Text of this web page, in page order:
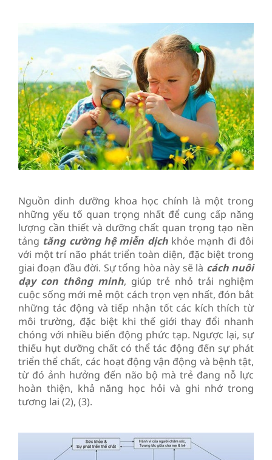
Nguồn dinh dưỡng khoa học chính là một trong
những yếu tố quan trọng nhất để cung cấp năng
lượng cần thiết và dưỡng chất quan trọng tạo nền
tảng tăng cường hệ miễn dịchkhỏe mạnh đi đôi
với một trí não phát triển toàn diện, đặc biệt trong
giai đoạn đầu đời. Sự tổng hòa này sẽ là cách nuôi
dạy con thông minh, giúp trẻ nhỏ trải nghiệm
cuộc sống mới mẻ một cách trọn vẹn nhất, đón bắt
những tác động và tiếp nhận tốt các kích thích từ
môi trường, đặc biệt khi thế giới thay đổi nhanh
chóng với nhiều biến động phức tạp. Ngược lại, sự
thiếu hụt dưỡng chất có thể tác động đến sự phát
triển thể chất, các hoạt động vận động và bệnh tật,
từ đó ảnh hưởng đến não bộ mà trẻ đang nỗ lực
hoàn thiện, khả năng học hỏi và ghi nhớ trong
tương lai (2), (3).